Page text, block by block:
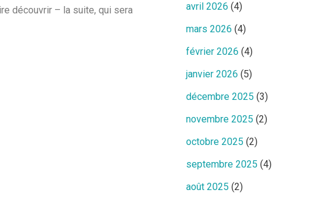
découvrir – la suite, qui sera
avril 2026 (4)
mars 2026 (4)
février 2026 (4)
janvier 2026 (5)
décembre 2025 (3)
novembre 2025 (2)
octobre 2025 (2)
septembre 2025 (4)
août 2025 (2)